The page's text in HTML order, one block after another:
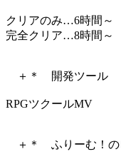
クリアのみ…6時間～
完全クリア…8時間～
＋＊ 開発ツール
RPGツクールMV
＋＊ ふりーむ！の